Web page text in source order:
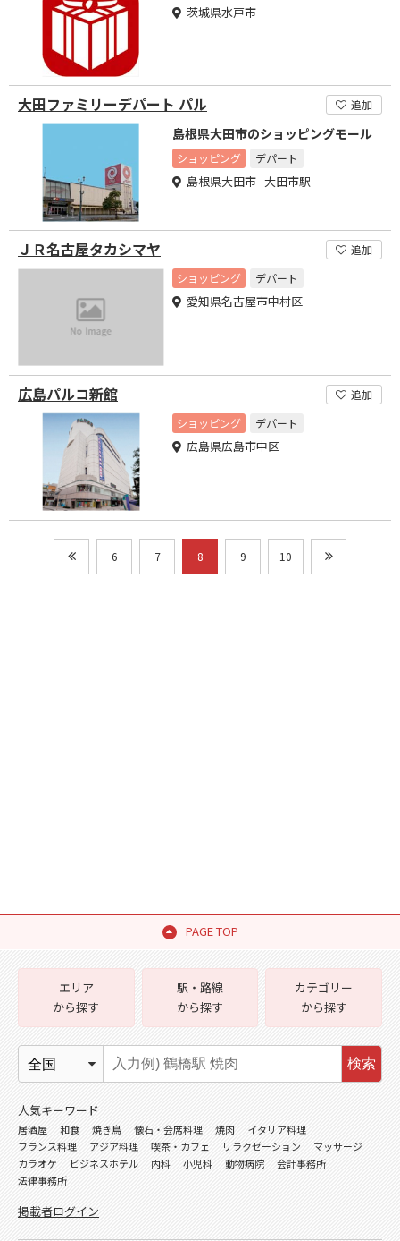
茨城県水戸市
大田ファミリーデパート パル 追加
島根県大田市のショッピングモール
ショッピング デパート
島根県大田市 大田市駅
ＪＲ名古屋タカシマヤ
追加
ショッピング
デパート
愛知県名古屋市中村区
広島パルコ新館
追加
ショッピング
デパート
広島県広島市中区
6 7 8 9 10
PAGE TOP
エリア
から探す
駅・路線
から探す
カテゴリー
から探す
検索
人気キーワード
居酒屋 和食 焼き鳥 懐石・会席料理 焼肉
イタリア料理
フランス料理
アジア料理 喫茶・カフェ リラクゼーション
マッサージ
カラオケ
ビジネスホテル 内科 小児科 動物病院
会計事務所
法律事務所
掲載者ログイン